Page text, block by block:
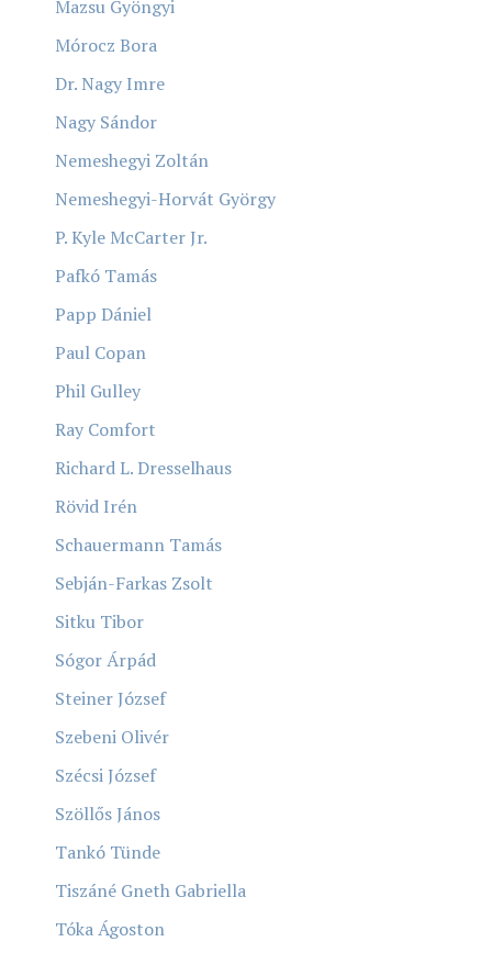
Mazsu Gyöngyi
Mórocz Bora
Dr. Nagy Imre
Nagy Sándor
Nemeshegyi Zoltán
Nemeshegyi-Horvát György
P. Kyle McCarter Jr.
Pafkó Tamás
Papp Dániel
Paul Copan
Phil Gulley
Ray Comfort
Richard L. Dresselhaus
Rövid Irén
Schauermann Tamás
Sebján-Farkas Zsolt
Sitku Tibor
Sógor Árpád
Steiner József
Szebeni Olivér
Szécsi József
Szöllős János
Tankó Tünde
Tiszáné Gneth Gabriella
Tóka Ágoston